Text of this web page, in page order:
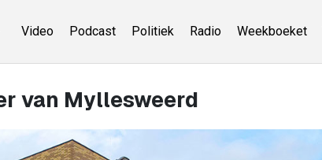
Video Podcast Politiek Radio Weekboeket
van Myllesweerd